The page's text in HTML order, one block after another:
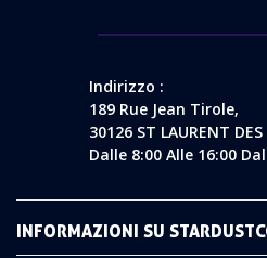
Indirizzo :
189 Rue Jean Tirole,
30126 ST LAURENT DES
Dalle 8:00 Alle 16:00
INFORMAZIONI SU